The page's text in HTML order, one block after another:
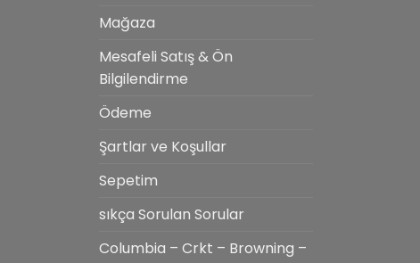
Mağaza
Mesafeli Satış & Ön
Bilgilendirme
Ödeme
Şartlar ve Koşullar
Sepetim
sıkça Sorulan Sorular
Columbia – Crkt – Browning –